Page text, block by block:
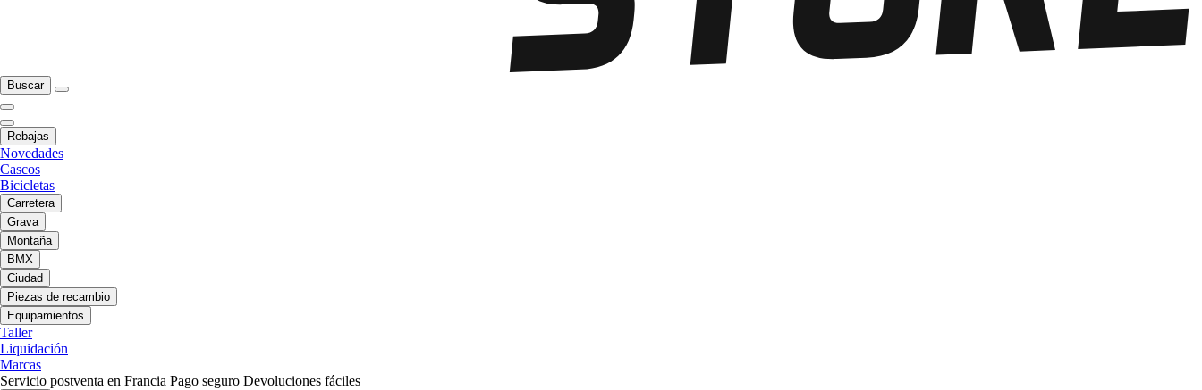
Buscar
Rebajas
Novedades
Cascos
Bicicletas
Carretera
Grava
Montaña
BMX
Ciudad
Piezas de recambio
Equipamientos
Taller
Liquidación
Marcas
Servicio postventa en Francia Pago seguro Devoluciones fáciles